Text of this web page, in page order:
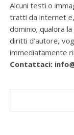
Alcuni testi o
tratti da internet
dominio; qualora
diritti d’autore,
immediatamente
Contattaci: